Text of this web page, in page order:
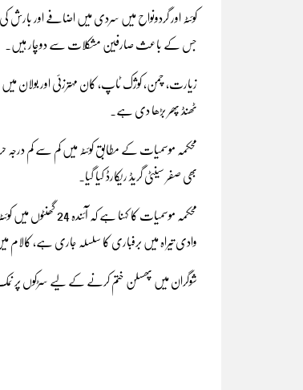
کوئٹہ اور گردونواح میں سردی میں اضافے اور
جس کے باعث صارفین مشکلات سے دوچار ہیں۔
زیارت، چمن، کوژک ٹاپ، کان مہترزئی اور بولان
ٹھنڈ پھر بڑھا دی ہے۔
بھی صفر سینٹی گریڈ ریکارڈ کیا گیا۔
محکمہ موسمیات کا کہنا ہے کہ آئندہ 24 گھنٹوں میں کوئٹہ سمیت صوبے کے بیشتر اضلاع میں مزید بارش کاامکان ہے۔
وادی تیراہ میں برفباری کا سلسلہ جاری ہے، کالام
شوگران میں پھسلن ختم کرنے کے لیے سڑکوں پر نمک